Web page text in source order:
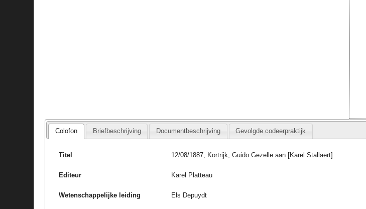
Colofon Briefbeschrijving Documentbeschrijving Gevolgde codeerpraktijk
Titel 12/08/1887, Kortrijk, Guido Gezelle aan [Karel Stallaert]
Editeur Karel Platteau
Wetenschappelijke leiding Els Depuydt